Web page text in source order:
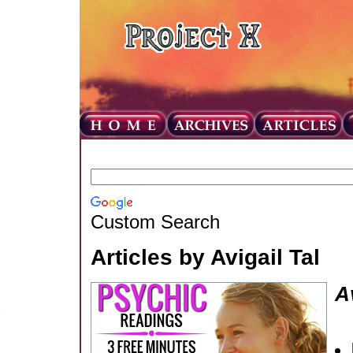
Custom Search
Articles by Avigail Tal